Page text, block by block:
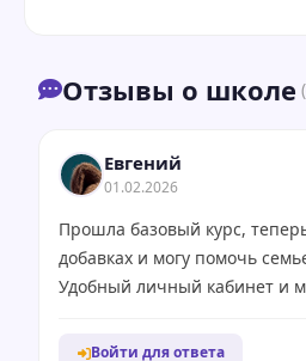
Отзывы о школе
Евгений
01.02.2026
Прошла базовый курс,
добавках и могу помочь
Удобный личный кабинет и
Войти для ответа